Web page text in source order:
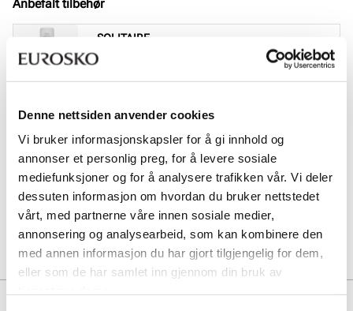
Denne nettsiden anvender cookies
Vi bruker informasjonskapsler for å gi innhold og
annonser et personlig preg, for å levere sosiale
mediefunksjoner og for å analysere trafikken vår. Vi deler
dessuten informasjon om hvordan du bruker nettstedet
vårt, med partnerne våre innen sosiale medier,
annonsering og analysearbeid, som kan kombinere den
med annen informasjon du har gjort tilgjengelig for dem,
eller som de har samlet inn gjennom din bruk av
Anbefalt tilbehør
SOLITAIRE
Magic Protector impregneringsspray
Pris
SOLITAIRE
Pris
229,-
SOLITAIRE
Multicolour cream - nøytral
Pris
99,-